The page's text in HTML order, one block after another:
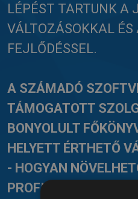
LÉPÉST TARTUNK A
VÁLTOZÁSOKKAL
FEJLŐDÉSSEL.
A SZÁMADÓ
TÁMOGATOTT
BONYOLULT
HELYETT ÉRTHETŐ
- HOGYAN
PROFITABILITÁS?